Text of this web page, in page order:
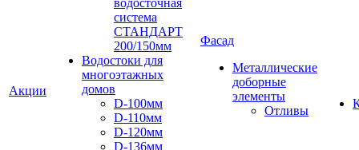
Акции
водосточная
система
СТАНДАРТ
200/150мм
Водостоки для
многоэтажных
домов
D-100мм
D-110мм
D-120мм
D-136мм
Фасад
Металлические
доборные
элементы
Отливы